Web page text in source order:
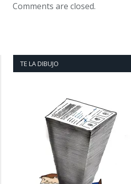
Comments are closed.
TE LA DIBUJO